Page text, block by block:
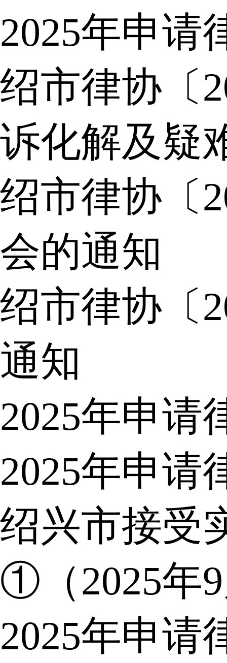
2025年申请
绍市律协〔
诉化解及疑
绍市律协〔
会的通知
绍市律协〔
通知
2025年申请
2025年申请
绍兴市接受
①（2025年
2025年申请